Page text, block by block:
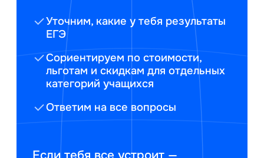
Уточним, какие у тебя результаты
ЕГЭ
Сориентируем по стоимости,
льготам и скидкам для отдельных
категорий учащихся
Ответим на все вопросы
Если тебя все устроит —